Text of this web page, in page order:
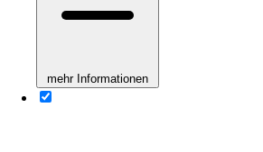
mehr Informationen